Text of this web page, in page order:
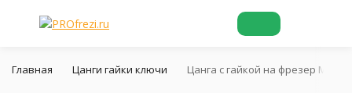
Главная Цанги гайки ключи Цанга с гайкой на фрезер